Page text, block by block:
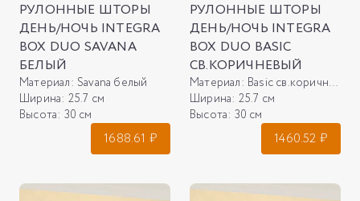
РУЛОННЫЕ ШТОРЫ
ДЕНЬ/НОЧЬ INTEGRA
BOX DUO SAVANA
БЕЛЫЙ
Материал: Savana белый
Ширина: 25.7 см
Высота: 30 см
1688.61 ₽
РУЛОННЫЕ ШТОРЫ
ДЕНЬ/НОЧЬ INTEGRA
BOX DUO BASIC
СВ.КОРИЧНЕВЫЙ
Материал: Basic св.коричневый
Ширина: 25.7 см
Высота: 30 см
1460.52 ₽